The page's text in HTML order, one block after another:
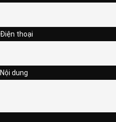
Điện thoại
Nội dung